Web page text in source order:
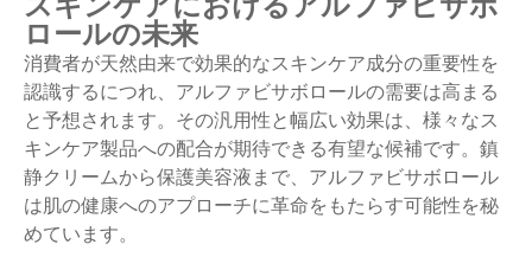
ロールの未来
消費者が天然由来で効果的なスキンケア成分の重要性を
認識するにつれ、アルファビサボロールの需要は高まる
と予想されます。その汎用性と幅広い効果は、様々なス
キンケア製品への配合が期待できる有望な候補です。鎮
静クリームから保護美容液まで、アルファビサボロール
は肌の健康へのアプローチに革命をもたらす可能性を秘
めています。